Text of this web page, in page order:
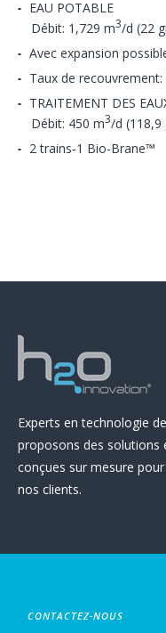
EAU POTABLE
Débit: 1,729 m3/d (22
Avec expansion
Taux de recouvrement:
TRAITEMENT DES
Débit: 450 m3/d (118,9
2 trains‑1 Bio-Brane™
Experts en technologie
proposons des solutions
conçues sur mesure
nos clients.
CONTACTEZ-NOUS